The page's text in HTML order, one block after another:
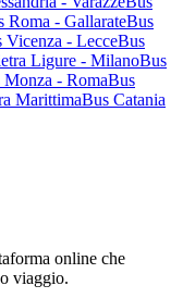
Roma - GallarateBus
Vicenza - LecceBus
Ligure - MilanoBus
Monza - RomaBus
MarittimaBus Catania
online che
viaggio.